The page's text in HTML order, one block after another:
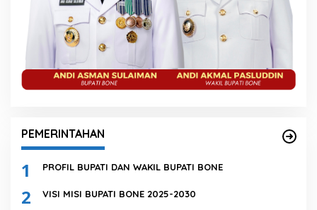
PEMERINTAHAN
1 PROFIL BUPATI DAN WAKIL BUPATI BONE
2 VISI MISI BUPATI BONE 2025-2030